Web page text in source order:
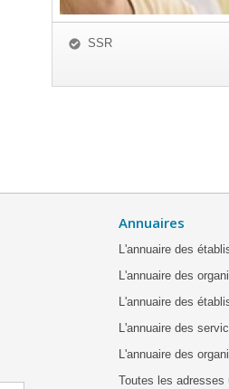
SSR
Annuaires
L'annuaire des
L'annuaire des
L'annuaire des
L'annuaire des
L'annuaire des
Toutes les adresses